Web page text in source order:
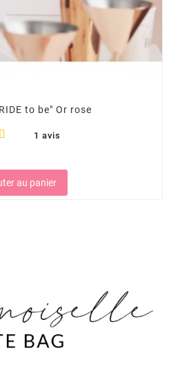
to be" Or rose
1 avis
au panier